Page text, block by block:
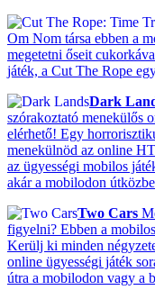
Om Nom társa ebben a
megetetni őseit
játék, a Cut The Rope
Dark
szórakoztató menekülős
elérhető! Egy
menekülnöd az online
az ügyességi mobilos
akár a mobilodon
Two Cars
figyelni? Ebben a
Kerülj ki minden
online ügyességi játék
útra a mobilodon vagy a